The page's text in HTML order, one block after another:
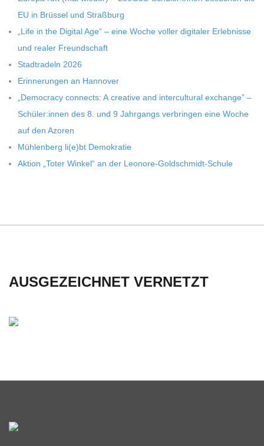
EU in Brüs­sel und Straßburg
„Life in the Digi­tal Age“ – eine Woche vol­ler digi­ta­ler Erleb­nisse
und rea­ler Freundschaft
Stadt­ra­deln 2026
Erin­ne­run­gen an Hannover
„Demo­cracy con­nects: A crea­tive and inter­cul­tu­ral exch­ange” –
Schüler:innen des 8. und 9 Jahr­gangs ver­brin­gen eine Woche
auf den Azoren
Müh­len­berg li(e)bt Demokratie
Aktion „Toter Win­kel“ an der Leonore-Goldschmidt-Schule
AUSGEZEICHNET VERNETZT